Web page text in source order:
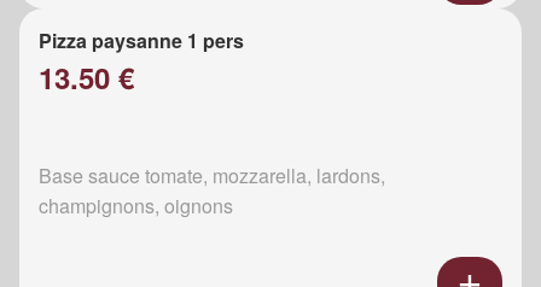
Pizza paysanne 1 pers
13.50 €
Base sauce tomate, mozzarella, lardons,
champignons, oignons